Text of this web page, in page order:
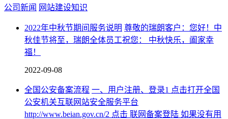
公司新闻 网站建设知识
2022年中秋节期间服务说明 尊敬的瑞朗客户：您好！中
秋佳节将至，瑞朗全体员工祝您： 中秋快乐，阖家幸
福！
2022-09-08
全国公安备案流程 一、用户注册、登录1 点击打开全国
公安机关互联网站安全服务平台
http://www.beian.gov.cn/2 点击 联网备案登陆 如果没有用